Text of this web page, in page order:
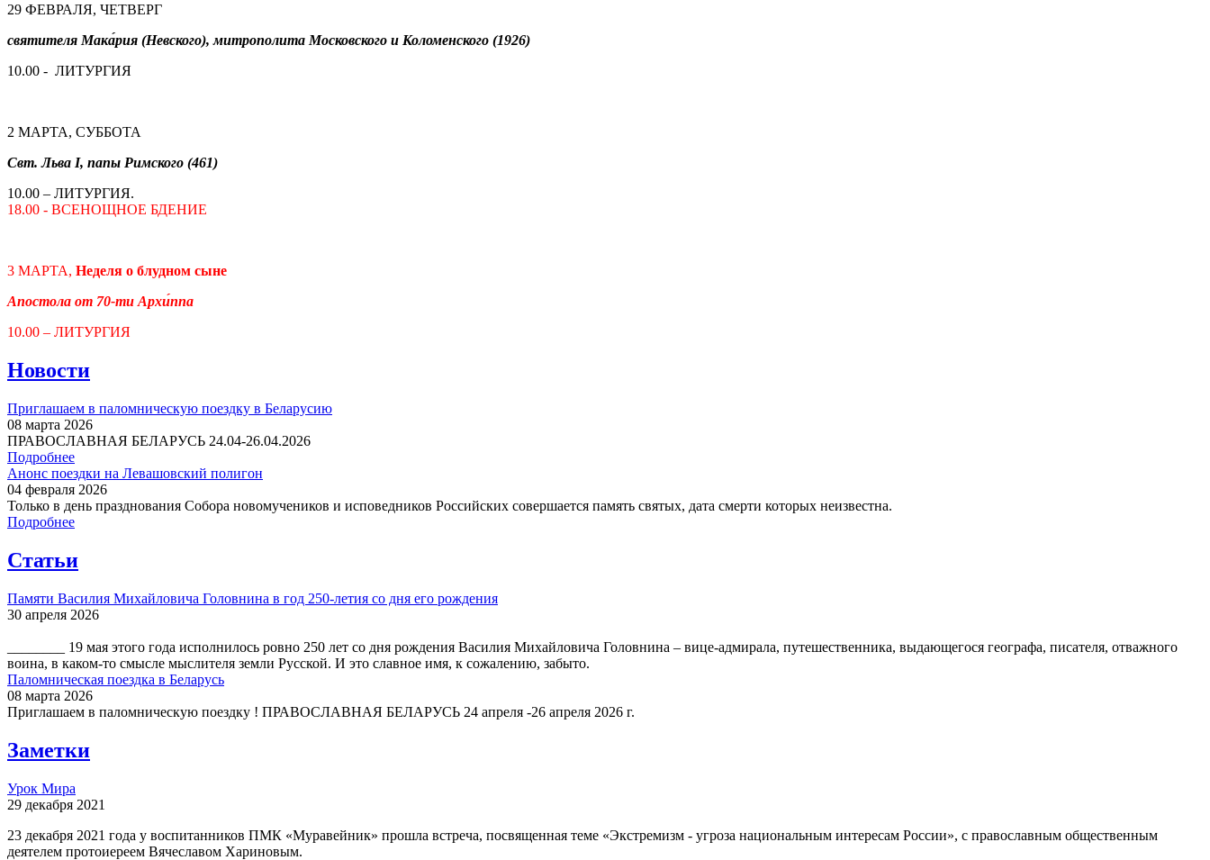
29 ФЕВРАЛЯ, ЧЕТВЕРГ
святителя Мака́рия (Невского), митрополита Московского и Коломенского (1926)
10.00 - ЛИТУРГИЯ
2 МАРТА, СУББОТА
Свт. Льва I, папы Римского (461)
10.00 – ЛИТУРГИЯ.
18.00 - ВСЕНОЩНОЕ БДЕНИЕ
3 МАРТА, Неделя о блудном сыне
Апостола от 70-ти Архи́ппа
10.00 – ЛИТУРГИЯ
Новости
Приглашаем в паломническую поездку в Беларусию
08 марта 2026
ПРАВОСЛАВНАЯ БЕЛАРУСЬ 24.04-26.04.2026
Подробнее
Анонс поездки на Левашовский полигон
04 февраля 2026
Только в день празднования Собора новомучеников и исповедников Российских совершается память святых, дата смерти которых неизвестна.
Подробнее
Статьи
Памяти Василия Михайловича Головнина в год 250-летия со дня его рождения
30 апреля 2026
________ 19 мая этого года исполнилось ровно 250 лет со дня рождения Василия Михайловича Головнина – вице-адмирала, путешественника, выдающегося географа, писателя, отважного
воина, в каком-то смысле мыслителя земли Русской. И это славное имя, к сожалению, забыто.
Паломническая поездка в Беларусь
08 марта 2026
Приглашаем в паломническую поездку ! ПРАВОСЛАВНАЯ БЕЛАРУСЬ 24 апреля -26 апреля 2026 г.
Заметки
Урок Мира
29 декабря 2021
23 декабря 2021 года у воспитанников ПМК «Муравейник» прошла встреча, посвященная теме «Экстремизм - угроза национальным интересам России», с православным общественным
деятелем протоиереем Вячеславом Хариновым.